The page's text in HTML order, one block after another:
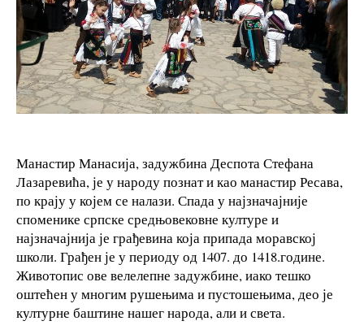
Манастир Манасија, задужбина Деспота Стефана
Лазаревића, је у народу познат и као манастир Ресава,
по крају у којем се налази. Спада у најзначајније
споменике српске средњовековне културе и
најзначајнија је грађевина која припада моравској
школи. Грађен је у периоду од 1407. до 1418.године.
Животопис ове велелепне задужбине, иако тешко
оштећен у многим рушењима и пустошењима, део је
културне баштине нашег народа, али и света.